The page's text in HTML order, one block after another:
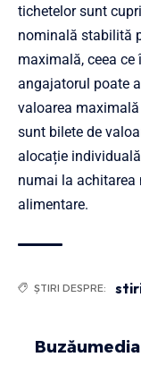
tichetelor sunt
nominală stabilită
maximală, ceea
angajatorul poate
valoarea
sunt bilete de
alocație
numai la achitarea
alimentare.
ȘTIRI DESPRE: